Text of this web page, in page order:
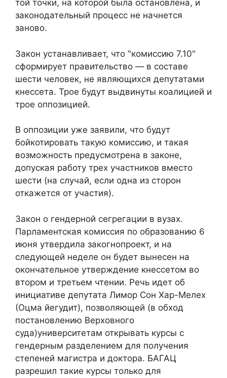
той точки, на которой была остановлена, и
законодательный процесс не начнется
заново.
Закон устанавливает, что "комиссию 7.10"
сформирует правительство — в составе
шести человек, не являющихся депутатами
кнессета. Трое будут выдвинуты коалицией и
трое оппозицией.
В оппозиции уже заявили, что будут
бойкотировать такую комиссию, и такая
возможность предусмотрена в законе,
допуская работу трех участников вместо
шести (на случай, если одна из сторон
откажется от участия).
Закон о гендерной сегрегации в вузах.
Парламентская комиссия по образованию 6
июня утвердила закогнопроект, и на
следующей неделе он будет вынесен на
окончательное утверждение кнессетом во
втором и третьем чтении. Речь идет об
инициативе депутата Лимор Сон Хар-Мелех
(Оцма йегудит), позволяющей (в обход
постановлению Верховного
суда)университетам открывать курсы с
гендерным разделением для получения
степеней магистра и доктора. БАГАЦ
разрешил такие курсы только для